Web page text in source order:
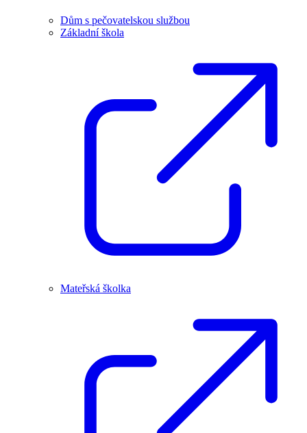
Dům s pečovatelskou službou
Základní škola
Mateřská školka